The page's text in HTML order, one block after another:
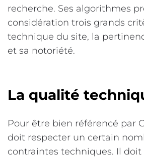
recherche. Ses algorithmes
considération trois grands
technique du site, la
et sa notoriété.
La qualité
Pour être bien référencé par
doit respecter un certain
contraintes techniques. Il